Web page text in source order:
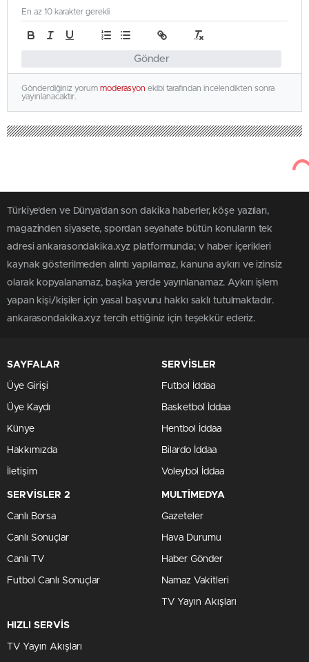
Gönder
En az 10 karakter gerekli
Gönderdiğiniz yorum moderasyon ekibi tarafından incelendikten sonra
yayınlanacaktır.
Türkiye'den ve Dünya’dan son dakika haberler, köşe yazıları,
magazinden siyasete, spordan seyahate bütün konuların tek
adresi ankarasondakika.xyz platformunda; v haber içerikleri
kaynak gösterilmeden alıntı yapılamaz, kanuna aykırı ve izinsiz
olarak kopyalanamaz, başka yerde yayınlanamaz. Aykırı işlem
yapan kişi/kişiler için yasal başvuru hakkı saklı tutulmaktadır.
ankarasondakika.xyz tercih ettiğiniz için teşekkür ederiz.
SAYFALAR
Üye Girişi
Üye Kaydı
Künye
Hakkımızda
İletişim
SERVİSLER
Futbol İddaa
Basketbol İddaa
Hentbol İddaa
Bilardo İddaa
Voleybol İddaa
SERVİSLER 2
Canlı Borsa
Canlı Sonuçlar
Canlı TV
Futbol Canlı Sonuçlar
MULTİMEDYA
Gazeteler
Hava Durumu
Haber Gönder
Namaz Vakitleri
TV Yayın Akışları
HIZLI SERVİS
TV Yayın Akışları